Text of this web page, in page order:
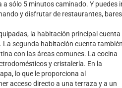
a sólo 5 minutos caminado. Y puedes
y disfrutar de restaurantes,
la habitación principal cuenta
segunda habitación cuenta también
con las áreas comunes. La cocina
y cristalería. En la
lo que le proporciona al
acceso directo a una terraza y a un